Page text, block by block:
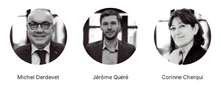
Michel Derdevet Jérôme Quéré Corinne Cherqui